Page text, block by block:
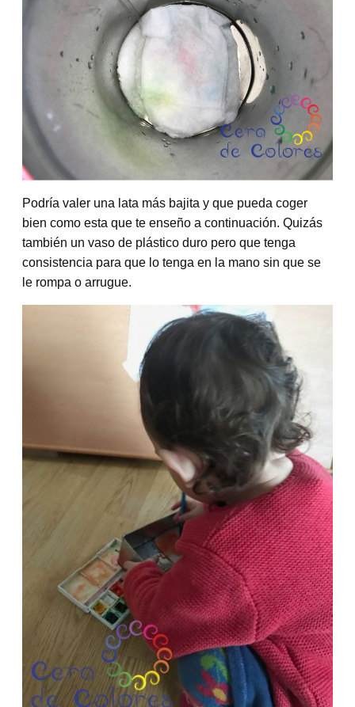
Podría valer una lata más bajita y que pueda coger
bien como esta que te enseño a continuación. Quizás
también un vaso de plástico duro pero que tenga
consistencia para que lo tenga en la mano sin que se
le rompa o arrugue.